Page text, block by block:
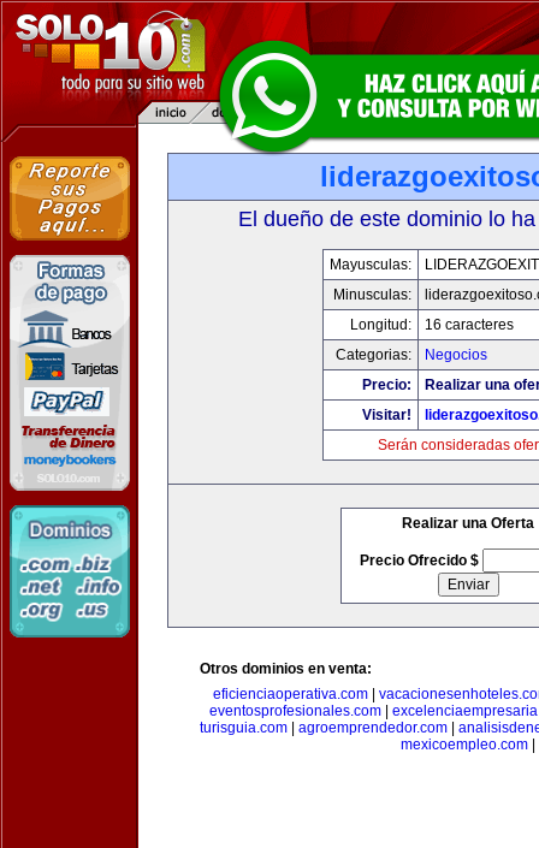
El dueño de este dominio lo
Mayusculas:
Minusculas:
Longitud:
16 caracteres
Categorias:
Negocios
Precio:
Realizar una
Visitar!
Serán consideradas
Realizar una Oferta
Precio Ofrecido $
Otros dominios en venta:
eficienciaoperativa.com
eventosprofesionales.com
turisguia.com
agroemprendedor.com
mexicoempleo.com